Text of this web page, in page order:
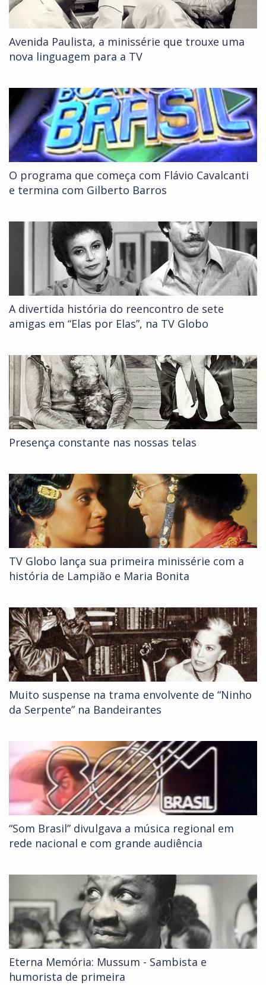
Avenida Paulista, a minissérie que trouxe uma
nova linguagem para a TV
O programa que começa com Flávio Cavalcanti
e termina com Gilberto Barros
A divertida história do reencontro de sete
amigas em “Elas por Elas”, na TV Globo
Presença constante nas nossas telas
TV Globo lança sua primeira minissérie com a
história de Lampião e Maria Bonita
Muito suspense na trama envolvente de “Ninho
da Serpente” na Bandeirantes
“Som Brasil” divulgava a música regional em
rede nacional e com grande audiência
Eterna Memória: Mussum - Sambista e
humorista de primeira